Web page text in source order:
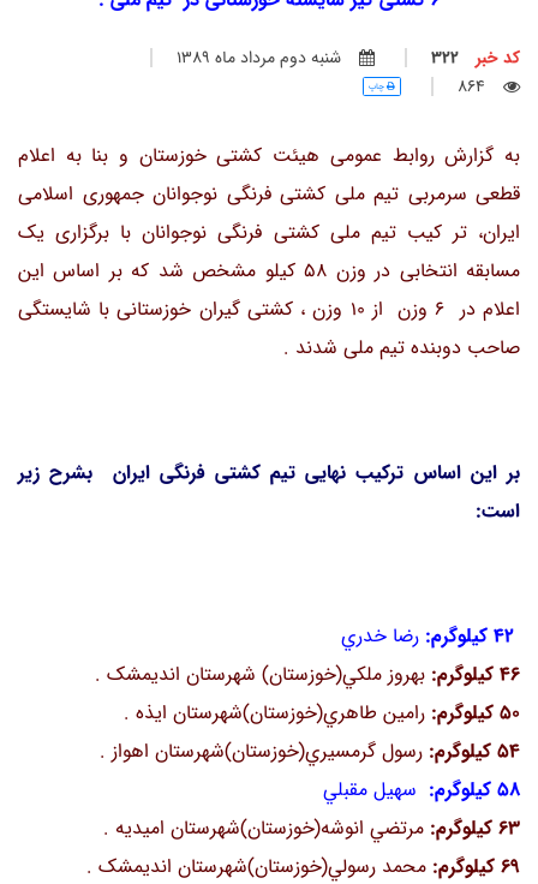
کد خبر
شنبه دوم مرداد ماه 1389
864
چاپ
به گزارش روابط عمومی هیئت کشتی خوزستان و بنا به اعلام
قطعی سرمربی تیم ملی کشتی فرنگی نوجوانان جمهوری اسلامی
ایران، تر کیب تیم ملی کشتی فرنگی نوجوانان با برگزاری یک
مسابقه انتخابی در وزن 58 کیلو مشخص شد که بر اساس این
اعلام در 6 وزن از 10 وزن ، کشتی گیران خوزستانی با شایستگی
صاحب دوبنده تیم ملی شدند .
بر این اساس ترکیب نهایی تیم کشتی فرنگی ایران بشرح زیر
است:
42 كيلوگرم:
رضا خدري
46 كيلوگرم:
بهروز ملكي(خوزستان) شهرستان اندیمشک .
50 كيلوگرم:
رامين طاهري(خوزستان)شهرستان ایذه .
54 كيلوگرم:
رسول گرمسيري(خوزستان)شهرستان اهواز .
58 كيلوگرم:
سهيل مقبلي
63 كيلوگرم:
مرتضي انوشه(خوزستان)شهرستان امیدیه .
69 كيلوگرم:
محمد رسولي(خوزستان)شهرستان اندیمشک .